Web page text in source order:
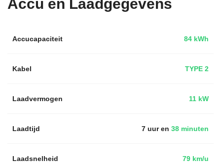
Accucapaciteit 84 kWh
Kabel TYPE 2
Laadvermogen 11 kW
Laadtijd 7 uur en 38 minuten
Laadsnelheid 79 km/u